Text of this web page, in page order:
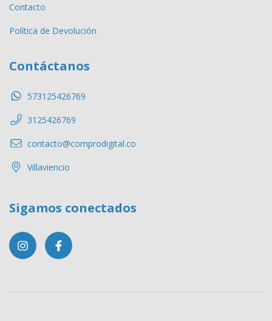
Contacto
Política de Devolución
Contáctanos
573125426769
3125426769
contacto@comprodigital.co
Villaviencio
Sigamos conectados